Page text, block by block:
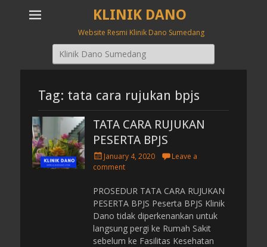
KLINIK DANO
Website Resmi Klinik Dano Sumedang
Search
for:
Tag: tata cara rujukan bpjs
TATA CARA RUJUKAN
PESERTA BPJS
P
o
t
e
d
o
n
January 4, 2020
Leave a
comment
PROSEDUR TATA CARA RUJUKAN
PESERTA BPJS Peserta BPJS Klinik
Dano tidak diperkenankan untuk
langsung pergi ke Rumah Sakit
sebelum ke Fasilitas Kesehatan